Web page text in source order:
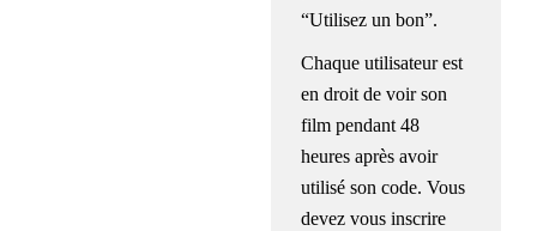
“Utilisez un bon”.
Chaque utilisateur est
en droit de voir son
film pendant 48
heures après avoir
utilisé son code. Vous
devez vous inscrire